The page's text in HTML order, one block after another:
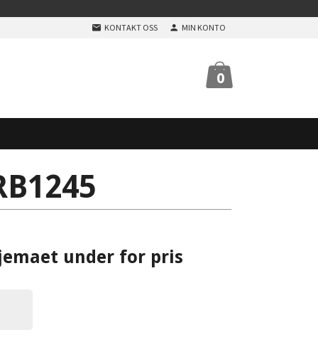
KONTAKT OSS MIN KONTO
0
under for pris